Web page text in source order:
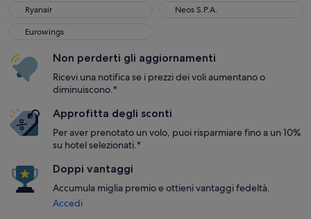
Ryanair
Ryanair Neos S.P.A.
Neos S.P.A.
Eurowings
Eurowings
Non perderti gli aggiornamenti
Ricevi una notifica se i prezzi dei voli aumentano o
diminuiscono.*
Approfitta degli sconti
Per aver prenotato un volo, puoi risparmiare fino a un 10%
su hotel selezionati.*
Doppi vantaggi
Accumula miglia premio e ottieni vantaggi fedeltà.
Accedi